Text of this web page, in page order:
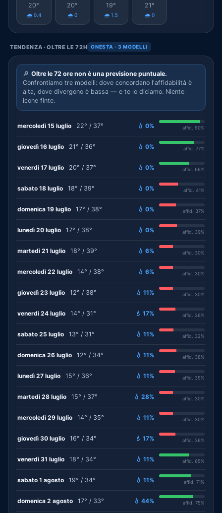
20°
🌧️ 0.4
20°
🌧️ 0
19°
🌧️ 1.5
21°
🌧️ 0
TENDENZA · OLTRE LE 72H ONESTA · 3 MODELLI
🔎 Oltre le 72 ore non è una previsione puntuale.
Confrontiamo tre modelli: dove concordano l'affidabilità è
alta, dove divergono è bassa — e te lo diciamo. Niente
icone finte.
mercoledì 15 luglio 22° / 37° 💧 0% affid. 90%
giovedì 16 luglio 21° / 36° 💧 0% affid. 77%
venerdì 17 luglio 20° / 37° 💧 0% affid. 66%
sabato 18 luglio 18° / 39° 💧 0% affid. 41%
domenica 19 luglio 17° / 38° 💧 0% affid. 37%
lunedì 20 luglio 17° / 38° 💧 0% affid. 39%
martedì 21 luglio 18° / 39° 💧 6% affid. 30%
mercoledì 22 luglio 14° / 38° 💧 6% affid. 30%
giovedì 23 luglio 12° / 38° 💧 11% affid. 30%
venerdì 24 luglio 14° / 31° 💧 17% affid. 36%
sabato 25 luglio 13° / 31° 💧 11% affid. 32%
domenica 26 luglio 12° / 34° 💧 11% affid. 38%
lunedì 27 luglio 15° / 36° 💧 11% affid. 35%
martedì 28 luglio 15° / 37° 💧 28% affid. 30%
mercoledì 29 luglio 14° / 35° 💧 11% affid. 30%
giovedì 30 luglio 16° / 34° 💧 17% affid. 36%
venerdì 31 luglio 18° / 34° 💧 11% affid. 65%
sabato 1 agosto 19° / 34° 💧 11% affid. 71%
domenica 2 agosto 17° / 33° 💧 44% affid. 75%